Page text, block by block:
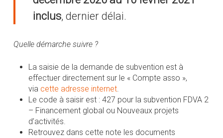
inclus, dernier délai.
Quelle démarche suivre ?
La saisie de la demande de subvention est à
effectuer directement sur le « Compte asso »,
via cette adresse internet.
Le code à saisir est : 427 pour la subvention FDVA 2
– Financement global ou Nouveaux projets
d’activités.
Retrouvez dans cette note les documents